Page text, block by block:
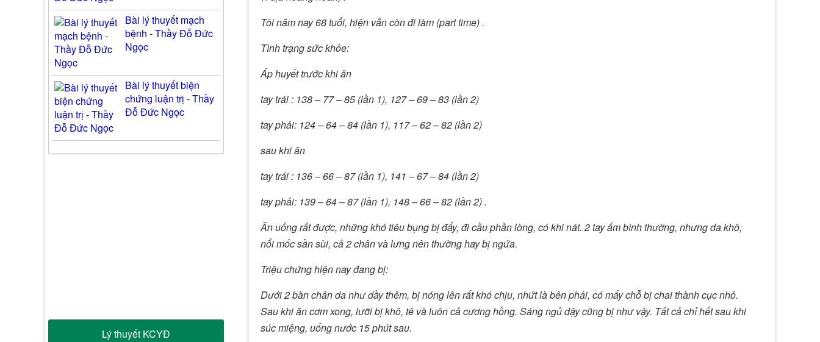
Tôi năm nay 68 tuổi, hiện vẫn còn đi làm (part time) .
Tình trạng sức khỏe:
Áp huyết trước khi ăn
tay trái : 138 – 77 – 85 (lần 1), 127 – 69 – 83 (lần 2)
tay phải: 124 – 64 – 84 (lần 1), 117 – 62 – 82 (lần 2)
sau khi ăn
tay trái : 136 – 66 – 87 (lần 1), 141 – 67 – 84 (lần 2)
tay phải: 139 – 64 – 87 (lần 1), 148 – 66 – 82 (lần 2) .
Ăn uống rất được, những khó tiêu bụng bị đẩy, đi cầu phần lòng, có khi nát. 2 tay ấm bình thường, nhưng da khô,
nổi mốc sần sùi, cả 2 chân và lưng nên thường hay bị ngứa.
Triệu chứng hiện nay đang bị:
Dưới 2 bàn chân da như dầy thêm, bị nóng lên rất khó chịu, nhứt là bên phải, có mấy chỗ bị chai thành cục nhỏ.
Sau khi ăn cơm xong, lưỡi bị khô, tê và luôn cả cương hồng. Sáng ngủ dậy cũng bị như vậy. Tất cả chỉ hết sau khi
súc miệng, uống nước 15 phút sau.
Bài lý thuyết mạch
bệnh - Thầy Đỗ Đức
Ngọc
Bài lý thuyết biện
chứng luận trị - Thầy
Đỗ Đức Ngọc
Lý thuyết KCYĐ